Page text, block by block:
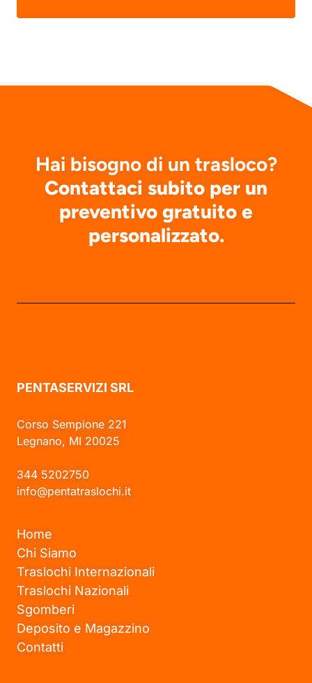
Hai bisogno di un trasloco?
Contattaci subito per un
preventivo gratuito e
personalizzato.
PENTASERVIZI SRL
Corso Sempione 221
Legnano, MI 20025
344 5202750
info@pentatraslochi.it
Home
Chi Siamo
Traslochi Internazionali
Traslochi Nazionali
Sgomberi
Deposito e Magazzino
Contatti